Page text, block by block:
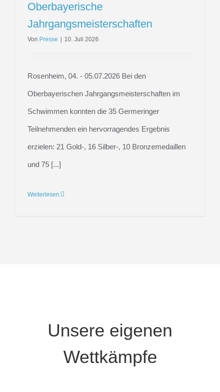
Oberbayerische
Jahrgangsmeisterschaften
Von Presse 10. Juli 2026
Rosenheim, 04. - 05.07.2026 Bei den
Oberbayerischen Jahrgangsmeisterschaften im
Schwimmen konnten die 35 Germeringer
Teilnehmenden ein hervorragendes Ergebnis
erzielen: 21 Gold-, 16 Silber-, 10 Bronzemedaillen
und 75 [...]
Weiterlesen
Unsere eigenen
Wettkämpfe